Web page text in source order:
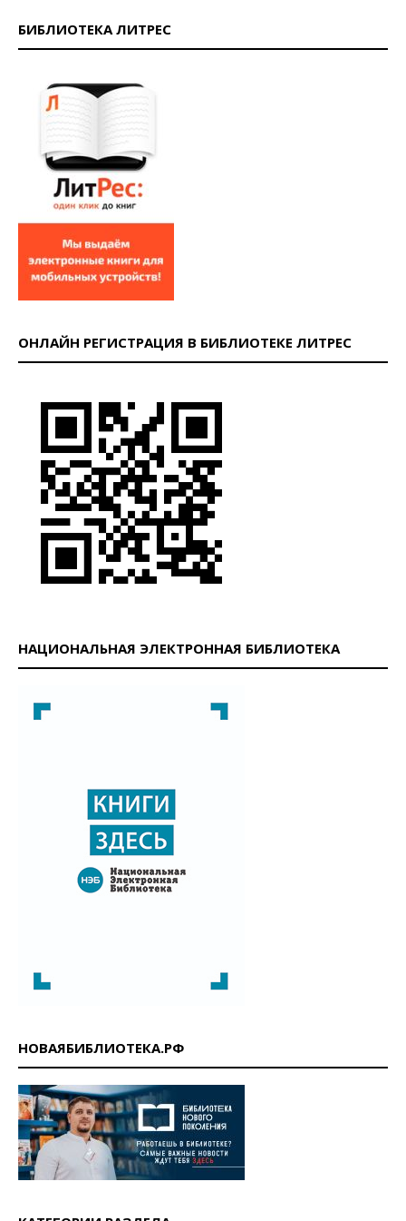
БИБЛИОТЕКА ЛИТРЕС
ОНЛАЙН РЕГИСТРАЦИЯ В БИБЛИОТЕКЕ ЛИТРЕС
НАЦИОНАЛЬНАЯ ЭЛЕКТРОННАЯ БИБЛИОТЕКА
НОВАЯБИБЛИОТЕКА.РФ